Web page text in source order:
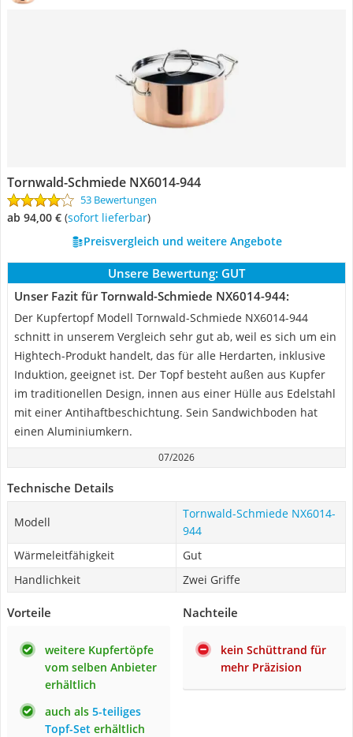
Tornwald-Schmiede NX6014-944
53 Bewertungen
ab 94,00 € ( Sofort lieferbar)
Preisvergleich und weitere Angebote
Unsere Bewertung: GUT
Unser Fazit für Tornwald-Schmiede NX6014-944:
Der Kupfertopf Modell Tornwald-Schmiede NX6014-944
schnitt in unserem Vergleich sehr gut ab, weil es sich um ein
Hightech-Produkt handelt, das für alle Herdarten, inklusive
Induktion, geeignet ist. Der Topf besteht außen aus Kupfer
im traditionellen Design, innen aus einer Hülle aus Edelstahl
mit einer Antihaftbeschichtung. Sein Sandwichboden hat
einen Aluminiumkern.
07/2026
Technische Details
Modell
Tornwald-Schmiede NX6014-
944
Wärmeleitfähigkeit
Gut
Handlichkeit
Zwei Griffe
Vorteile
weitere Kupfertöpfe
vom selben Anbieter
erhältlich
auch als 5-teiliges
Topf-Set erhältlich
Nachteile
kein Schüttrand für
mehr Präzision